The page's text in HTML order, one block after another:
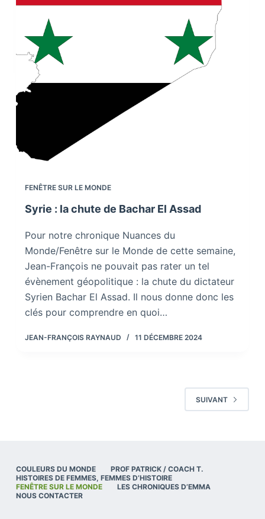
FENÊTRE SUR LE MONDE
Syrie : la chute de Bachar El Assad
Pour notre chronique Nuances du
Monde/Fenêtre sur le Monde de cette semaine,
Jean-François ne pouvait pas rater un tel
évènement géopolitique : la chute du dictateur
Syrien Bachar El Assad. Il nous donne donc les
clés pour comprendre en quoi…
JEAN-FRANÇOIS RAYNAUD 11 DÉCEMBRE 2024
SUIVANT
COULEURS DU MONDE
PROF PATRICK / COACH T.
HISTOIRES DE FEMMES, FEMMES D’HISTOIRE
FENÊTRE SUR LE MONDE
LES CHRONIQUES D’EMMA
NOUS CONTACTER